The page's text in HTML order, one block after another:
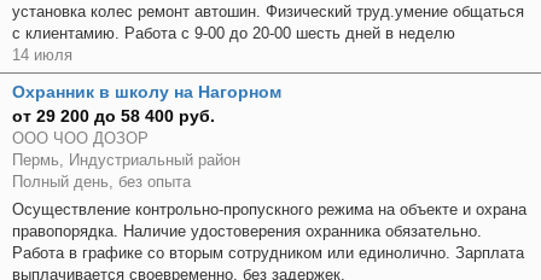
установка колес ремонт автошин. Физический труд.умение общаться
с клиентамию. Работа с 9-00 до 20-00 шесть дней в неделю
14 июля
Охранник в школу на Нагорном
от 29 200 до 58 400 руб.
ООО ЧОО ДОЗОР
Пермь, Индустриальный район
Полный день, без опыта
Осуществление контрольно-пропускного режима на объекте и охрана
правопорядка. Наличие удостоверения охранника обязательно.
Работа в графике со вторым сотрудником или единолично. Зарплата
выплачивается своевременно, без задержек.